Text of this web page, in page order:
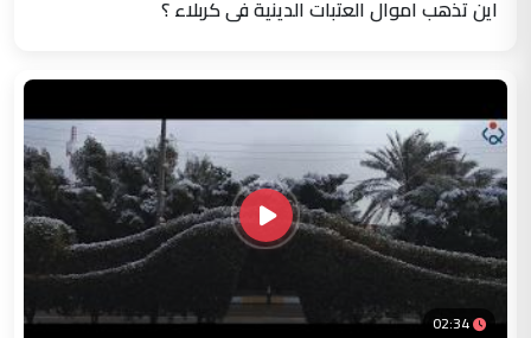
اين تذهب اموال العتبات الدينية في كربلاء ؟
02:34